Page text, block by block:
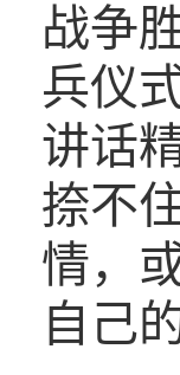
战争
兵仪
讲话
捺不
情，
自己